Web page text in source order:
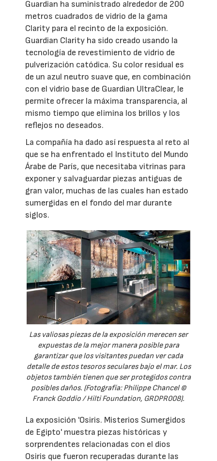
Guardian ha suministrado alrededor de 200
metros cuadrados de vidrio de la gama
Clarity para el recinto de la exposición.
Guardian Clarity ha sido creado usando la
tecnología de revestimiento de vidrio de
pulverización catódica. Su color residual es
de un azul neutro suave que, en combinación
con el vidrio base de Guardian UltraClear, le
permite ofrecer la máxima transparencia, al
mismo tiempo que elimina los brillos y los
reflejos no deseados.
La compañía ha dado así respuesta al reto al
que se ha enfrentado el Instituto del Mundo
Árabe de París, que necesitaba vitrinas para
exponer y salvaguardar piezas antiguas de
gran valor, muchas de las cuales han estado
sumergidas en el fondo del mar durante
siglos.
Las valiosas piezas de la exposición merecen ser
expuestas de la mejor manera posible para
garantizar que los visitantes puedan ver cada
detalle de estos tesoros seculares bajo el mar. Los
objetos también tienen que ser protegidos contra
posibles daños. (Fotografía: Philippe Chancel ©
Franck Goddio / Hilti Foundation, GRDPR008).
La exposición 'Osiris. Misterios Sumergidos
de Egipto' muestra piezas históricas y
sorprendentes relacionadas con el dios
Osiris que fueron recuperadas durante las